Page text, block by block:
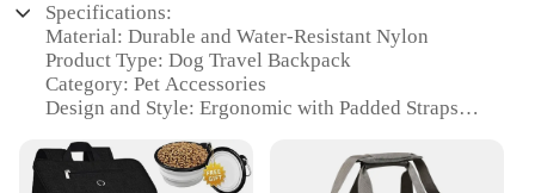
Specifications:
Material: Durable and Water-Resistant Nylon
Product Type: Dog Travel Backpack
Category: Pet Accessories
Design and Style: Ergonomic with Padded Straps
Usage and Purpose: Ideal for Traveling, Hiking, and
Outdoor Adventures